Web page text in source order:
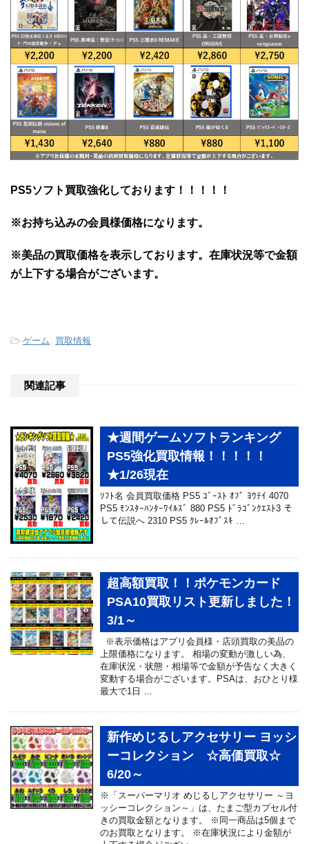
PS5ソフト買取強化しております！！！！！
※お持ち込みの会員様価格になります。
※美品の買取価格を表示しております。 在庫状況等で金額
が上下する場合がございます。
-ゲーム, 買取情報
関連記事
★週間ゲームソフトランキング
PS5強化買取情報！！！！！
★1/26現在
ｿﾌﾄ名 会員買取価格 PS5 ｺﾞｰｽﾄ ｵﾌﾞ ﾖｳﾃｲ 4070
PS5 ﾓﾝｽﾀｰﾊﾝﾀｰﾜｲﾙｽﾞ 880 PS5 ﾄﾞﾗｺﾞﾝｸｴｽﾄ3 そ
して伝説へ 2310 PS5 ｸﾚｰﾙｵﾌﾞｽｷ …
超高額買取！！ポケモンカード
PSA10買取リスト更新しました！
3/1～
※表示価格はアプリ会員様・店頭買取の美品の
上限価格になります。 相場の変動が激しい為、
在庫状況・状態・相場等で金額が予告なく大きく
変動する場合がございます。PSAは、おひとり様
最大で1日 …
新作めじるしアクセサリー ヨッシ
ーコレクション ☆高価買取☆
6/20～
※「スーパーマリオ めじるしアクセサリー ～ヨ
ッシーコレクション～」は、たまご型カプセル付
きの買取金額となります。 ※同一商品は5個まで
のお買取となります。 ※在庫状況により金額が